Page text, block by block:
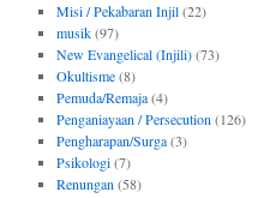
Misi / Pekabaran Injil(22)
musik(97)
New Evangelical (Injili)(73)
Okultisme(8)
Pemuda/Remaja(4)
Penganiayaan / Persecution (126)
Pengharapan/Surga(3)
Psikologi(7)
Renungan (58)